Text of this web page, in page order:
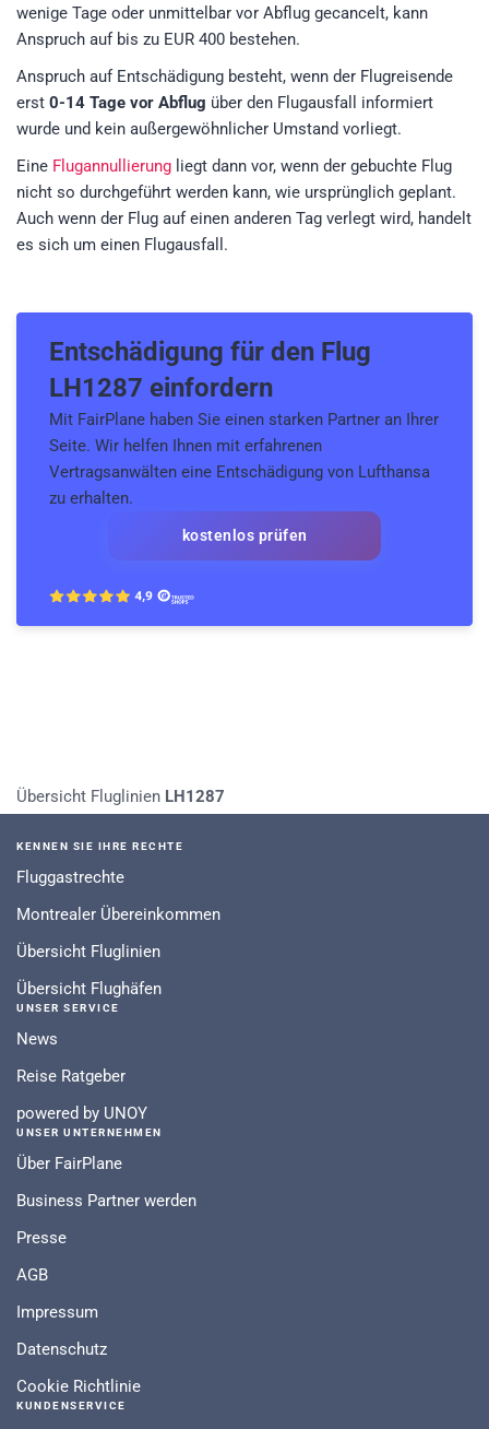
wenige Tage oder unmittelbar vor Abflug gecancelt, kann
Anspruch auf bis zu EUR 400 bestehen.
Anspruch auf Entschädigung besteht, wenn der Flugreisende
erst 0-14 Tage vor Abflug über den Flugausfall informiert
wurde und kein außergewöhnlicher Umstand vorliegt.
Eine Flugannullierung liegt dann vor, wenn der gebuchte Flug
nicht so durchgeführt werden kann, wie ursprünglich geplant.
Auch wenn der Flug auf einen anderen Tag verlegt wird, handelt
es sich um einen Flugausfall.
Entschädigung für den Flug
LH1287 einfordern
Mit FairPlane haben Sie einen starken Partner an Ihrer
Seite. Wir helfen Ihnen mit erfahrenen
Vertragsanwälten eine Entschädigung von Lufthansa
zu erhalten.
kostenlos prüfen
Übersicht Fluglinien LH1287
KENNEN SIE IHRE RECHTE
Fluggastrechte
Montrealer Übereinkommen
Übersicht Fluglinien
Übersicht Flughäfen
UNSER SERVICE
News
Reise Ratgeber
powered by UNOY
UNSER UNTERNEHMEN
Über FairPlane
Business Partner werden
Presse
AGB
Impressum
Datenschutz
Cookie Richtlinie
KUNDENSERVICE